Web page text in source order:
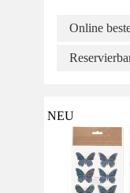
Online
NEU